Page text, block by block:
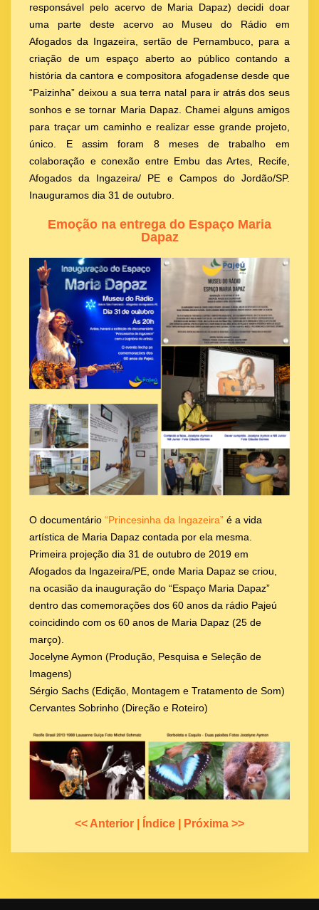
responsável pelo acervo de Maria Dapaz) decidi doar
uma parte deste acervo ao Museu do Rádio em
Afogados da Ingazeira, sertão de Pernambuco, para a
criação de um espaço aberto ao público contando a
história da cantora e compositora afogadense desde que
“Paizinha” deixou a sua terra natal para ir atrás dos seus
sonhos e se tornar Maria Dapaz. Chamei alguns amigos
para traçar um caminho e realizar esse grande projeto,
único. E assim foram 8 meses de trabalho em
colaboração e conexão entre Embu das Artes, Recife,
Afogados da Ingazeira/ PE e Campos do Jordão/SP.
Inauguramos dia 31 de outubro.
Emoção na entrega do Espaço Maria
Dapaz
O documentário“Princesinha da Ingazeira” é a vida
artística de Maria Dapaz contada por ela mesma.
Primeira projeção dia 31 de outubro de 2019 em
Afogados da Ingazeira/PE, onde Maria Dapaz se criou,
na ocasião da inauguração do “Espaço Maria Dapaz”
dentro das comemorações dos 60 anos da rádio Pajeú
coincidindo com os 60 anos de Maria Dapaz (25 de
março).
Jocelyne Aymon (Produção, Pesquisa e Seleção de
Imagens)
Sérgio Sachs (Edição, Montagem e Tratamento de Som)
Cervantes Sobrinho (Direção e Roteiro)
<< Anterior Índice Próxima >>